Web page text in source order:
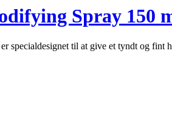
Spray 150
specialdesignet til at give et tyndt og